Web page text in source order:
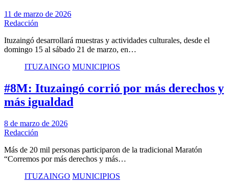
11 de marzo de 2026
Redacción
Ituzaingó desarrollará muestras y actividades culturales, desde el
domingo 15 al sábado 21 de marzo, en…
ITUZAINGO MUNICIPIOS
#8M: Ituzaingó corrió por más derechos y
más igualdad
8 de marzo de 2026
Redacción
Más de 20 mil personas participaron de la tradicional Maratón
“Corremos por más derechos y más…
ITUZAINGO MUNICIPIOS